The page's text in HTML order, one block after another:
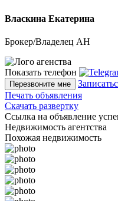
Власкина Екатерина
Брокер/Владелец АН
Показать телефон
Перезвоните мне
Печать объявления
Скачать развертку
Ссылка на объявление
Недвижимость агентства
Похожая недвижимость